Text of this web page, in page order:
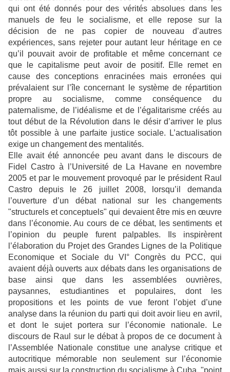
qui ont été donnés pour des vérités absolues dans les
manuels de feu le socialisme, et elle repose sur la
décision de ne pas copier de nouveau d’autres
expériences, sans rejeter pour autant leur héritage en ce
qu’il pouvait avoir de profitable et même concernant ce
que le capitalisme peut avoir de positif. Elle remet en
cause des conceptions enracinées mais erronées qui
prévalaient sur l’île concernant le système de répartition
propre au socialisme, comme conséquence du
paternalisme, de l’idéalisme et de l’égalitarisme créés au
tout début de la Révolution dans le désir d’arriver le plus
tôt possible à une parfaite justice sociale. L’actualisation
exige un changement des mentalités.
Elle avait été annoncée peu avant dans le discours de
Fidel Castro à l’Université de La Havane en novembre
2005 et par le mouvement provoqué par le président Raul
Castro depuis le 26 juillet 2008, lorsqu’il demanda
l’ouverture d’un débat national sur les changements
"structurels et conceptuels" qui devaient être mis en œuvre
dans l’économie. Au cours de ce débat, les sentiments et
l’opinion du peuple furent palpables. Ils inspirèrent
l’élaboration du Projet des Grandes Lignes de la Politique
Economique et Sociale du VI° Congrès du PCC, qui
avaient déjà ouverts aux débats dans les organisations de
base ainsi que dans les assemblées ouvrières,
paysannes, estudiantines et populaires, dont les
propositions et les points de vue feront l’objet d’une
analyse dans la réunion du parti qui doit avoir lieu en avril,
et dont le sujet portera sur l’économie nationale. Le
discours de Raul sur le débat à propos de ce document à
l’Assemblée Nationale constitue une analyse critique et
autocritique mémorable non seulement sur l’économie